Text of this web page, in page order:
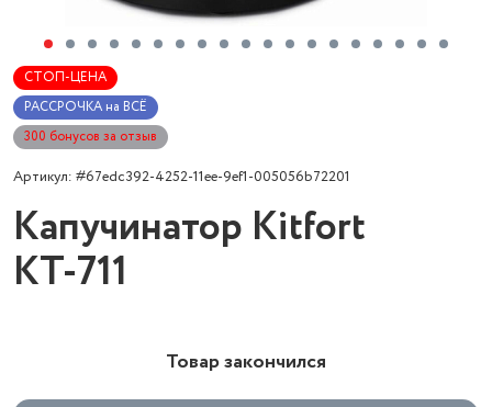
СТОП-ЦЕНА
РАССРОЧКА на ВСЁ
300 бонусов за отзыв
Артикул: #67edc392-4252-11ee-9ef1-005056b72201
Капучинатор Kitfort
КТ-711
Товар закончился